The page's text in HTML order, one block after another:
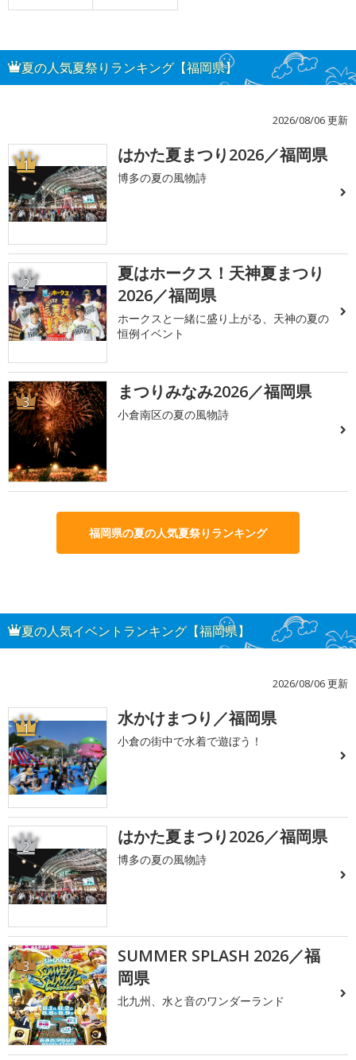
夏の人気夏祭りランキング【福岡県】
2026/08/06 更新
1 はかた夏まつり2026／福岡県
博多の夏の風物詩
2
夏はホークス！天神夏まつり
2026／福岡県
ホークスと一緒に盛り上がる、天神の夏の
恒例イベント
3 まつりみなみ2026／福岡県
小倉南区の夏の風物詩
福岡県の夏の人気夏祭りランキング
夏の人気イベントランキング【福岡県】
2026/08/06 更新
1 水かけまつり／福岡県
小倉の街中で水着で遊ぼう！
2 はかた夏まつり2026／福岡県
博多の夏の風物詩
3
SUMMER SPLASH 2026／福
岡県
北九州、水と音のワンダーランド